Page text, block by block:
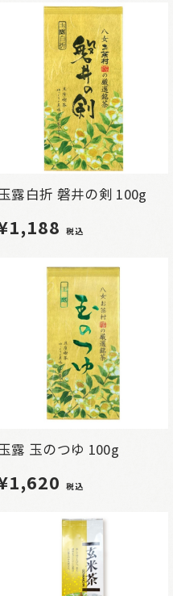
露白折 磐井の剣 100g
税込
玉露 玉のつゆ 100g
税込